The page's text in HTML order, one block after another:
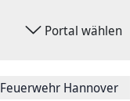
Portal wählen
Feuerwehr Hannover